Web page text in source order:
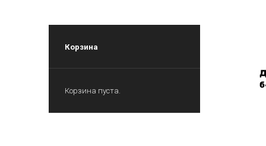
Корзина
Корзина пуста.